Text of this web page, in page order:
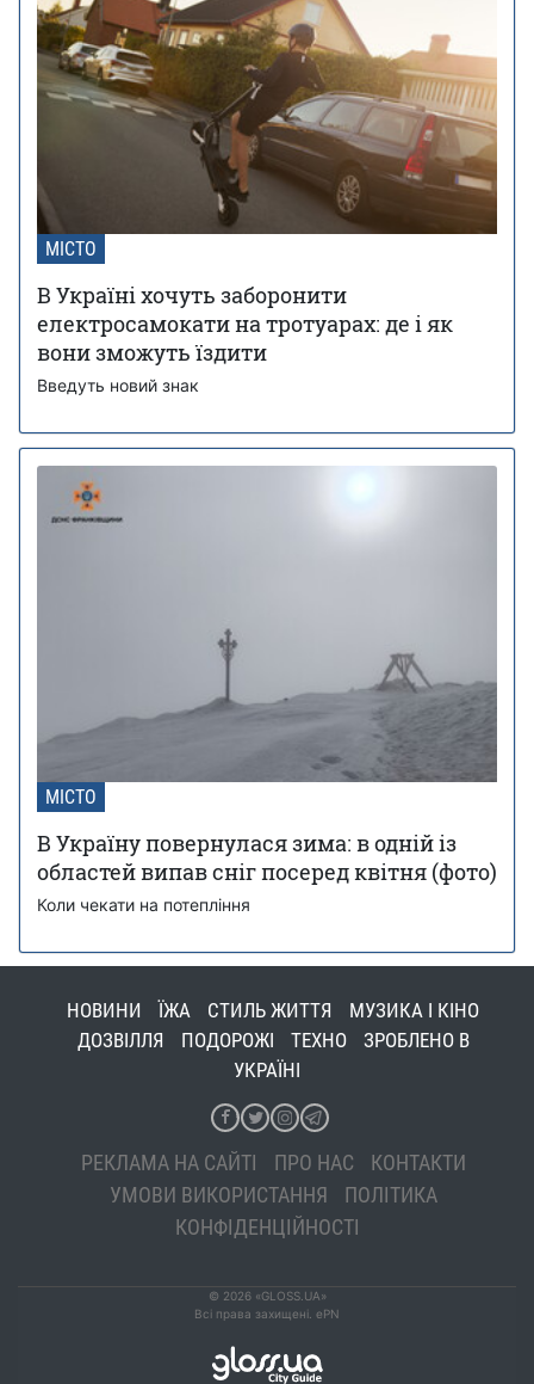
МІСТО
В Україні хочуть заборонити
електросамокати на тротуарах: де і як
вони зможуть їздити
Введуть новий знак
МІСТО
В Україну повернулася зима: в одній із
областей випав сніг посеред квітня (фото)
Коли чекати на потепління
НОВИНИ ЇЖА СТИЛЬ ЖИТТЯ
МУЗИКА І КІНО
ДОЗВІЛЛЯ
ПОДОРОЖІ ТЕХНО
ЗРОБЛЕНО В
УКРАЇНІ
РЕКЛАМА НА САЙТІ ПРО НАС
КОНТАКТИ
УМОВИ ВИКОРИСТАННЯ
ПОЛІТИКА
КОНФІДЕНЦІЙНОСТІ
© 2026 «GLOSS.UA»
Всі права захищені. ePN